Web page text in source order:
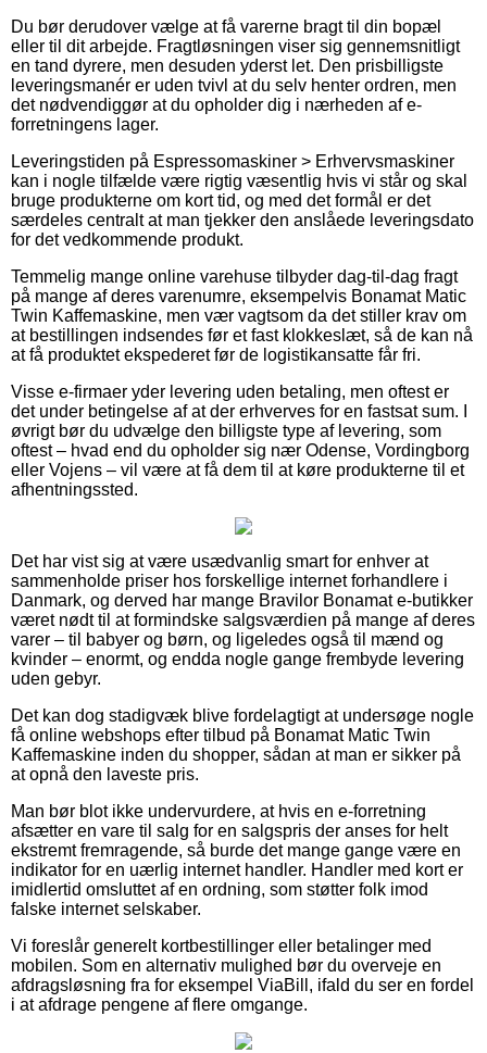
Du bør derudover vælge at få varerne bragt til din bopæl
eller til dit arbejde. Fragtløsningen viser sig gennemsnitligt
en tand dyrere, men desuden yderst let. Den prisbilligste
leveringsmanér er uden tvivl at du selv henter ordren, men
det nødvendiggør at du opholder dig i nærheden af e-
forretningens lager.
Leveringstiden på Espressomaskiner > Erhvervsmaskiner
kan i nogle tilfælde være rigtig væsentlig hvis vi står og skal
bruge produkterne om kort tid, og med det formål er det
særdeles centralt at man tjekker den anslåede leveringsdato
for det vedkommende produkt.
Temmelig mange online varehuse tilbyder dag-til-dag fragt
på mange af deres varenumre, eksempelvis Bonamat Matic
Twin Kaffemaskine, men vær vagtsom da det stiller krav om
at bestillingen indsendes før et fast klokkeslæt, så de kan nå
at få produktet ekspederet før de logistikansatte får fri.
Visse e-firmaer yder levering uden betaling, men oftest er
det under betingelse af at der erhverves for en fastsat sum. I
øvrigt bør du udvælge den billigste type af levering, som
oftest – hvad end du opholder sig nær Odense, Vordingborg
eller Vojens – vil være at få dem til at køre produkterne til et
afhentningssted.
Det har vist sig at være usædvanlig smart for enhver at
sammenholde priser hos forskellige internet forhandlere i
Danmark, og derved har mange Bravilor Bonamat e-butikker
været nødt til at formindske salgsværdien på mange af deres
varer – til babyer og børn, og ligeledes også til mænd og
kvinder – enormt, og endda nogle gange frembyde levering
uden gebyr.
Det kan dog stadigvæk blive fordelagtigt at undersøge nogle
få online webshops efter tilbud på Bonamat Matic Twin
Kaffemaskine inden du shopper, sådan at man er sikker på
at opnå den laveste pris.
Man bør blot ikke undervurdere, at hvis en e-forretning
afsætter en vare til salg for en salgspris der anses for helt
ekstremt fremragende, så burde det mange gange være en
indikator for en uærlig internet handler. Handler med kort er
imidlertid omsluttet af en ordning, som støtter folk imod
falske internet selskaber.
Vi foreslår generelt kortbestillinger eller betalinger med
mobilen. Som en alternativ mulighed bør du overveje en
afdragsløsning fra for eksempel ViaBill, ifald du ser en fordel
i at afdrage pengene af flere omgange.